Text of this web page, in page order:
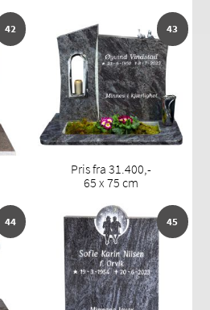
42 43
Pris fra 31.400,-
65 x 75 cm
44 45